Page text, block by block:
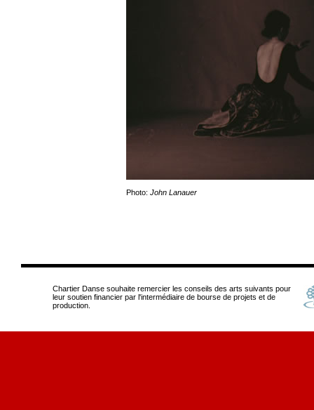
Photo: John Lanauer
Chartier Danse souhaite remercier les conseils des arts suivants pour
leur soutien financier par l'intermédiaire de bourse de projets et de
production.